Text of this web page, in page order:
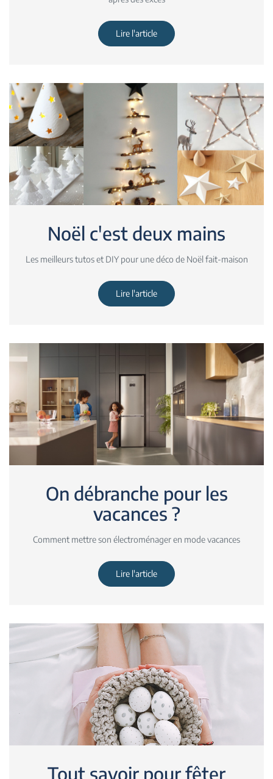
Lire l'article
Noël c'est deux mains
Les meilleurs tutos et DIY pour une déco de Noël fait-maison
Lire l'article
On débranche pour les
vacances ?
Comment mettre son électroménager en mode vacances
Lire l'article
Tout savoir pour fêter